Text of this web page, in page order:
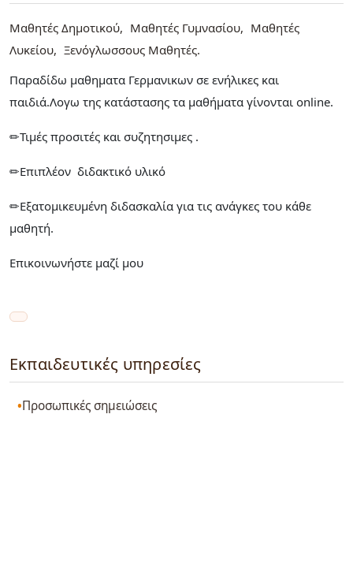
Μαθητές Δημοτικού Μαθητές Γυμνασίου
Μαθητές
Λυκείου
Ξενόγλωσσους Μαθητές
Παραδίδω μαθηματα Γερμανικων σε ενήλικες και
παιδιά.Λογω της κατάστασης τα μαθήματα γίνονται online.
✏Τιμές προσιτές και συζητησιμες .
✏Επιπλέον διδακτικό υλικό
✏Εξατομικευμένη διδασκαλία για τις ανάγκες του κάθε
μαθητή.
Επικοινωνήστε μαζί μου
Εκπαιδευτικές υπηρεσίες
Προσωπικές σημειώσεις